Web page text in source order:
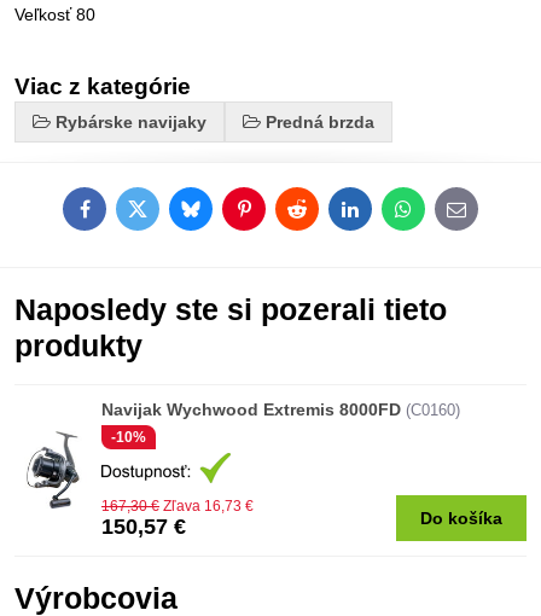
Veľkosť 80
Viac z kategórie
Rybárske navijaky Predná brzda
FacebookTwitterBlueskyPinterestRedditLinkedInWhatsApp
E-
mail
Naposledy ste si pozerali tieto
produkty
Navijak Wychwood Extremis 8000FD (C0160)
-10%
150,57 €
167,30 € Zľava 16,73 €
Do košíka
Výrobcovia